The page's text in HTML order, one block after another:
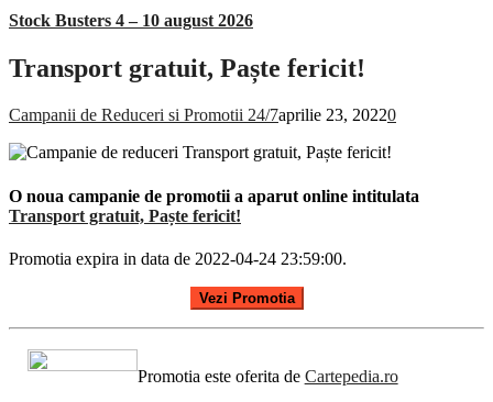
Stock Busters 4 – 10 august 2026
Transport gratuit, Paște fericit!
Campanii de Reduceri si Promotii 24/7aprilie 23, 20220
O noua campanie de promotii a aparut online intitulata
Transport gratuit, Paște fericit!
Promotia expira in data de 2022-04-24 23:59:00.
Vezi Promotia
Promotia este oferita de Cartepedia.ro